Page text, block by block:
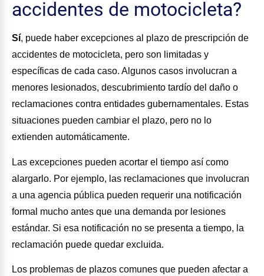
accidentes de motocicleta?
Sí, puede haber excepciones al plazo de prescripción de
accidentes de motocicleta, pero son limitadas y
específicas de cada caso. Algunos casos involucran a
menores lesionados, descubrimiento tardío del daño o
reclamaciones contra entidades gubernamentales. Estas
situaciones pueden cambiar el plazo, pero no lo
extienden automáticamente.
Las excepciones pueden acortar el tiempo así como
alargarlo. Por ejemplo, las reclamaciones que involucran
a una agencia pública pueden requerir una notificación
formal mucho antes que una demanda por lesiones
estándar. Si esa notificación no se presenta a tiempo, la
reclamación puede quedar excluida.
Los problemas de plazos comunes que pueden afectar a